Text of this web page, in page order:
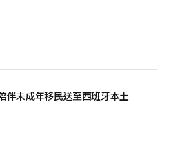
伴未成年移民送至西班牙本土